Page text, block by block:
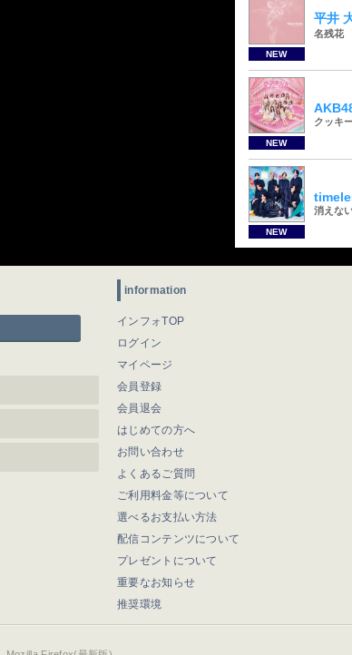
NEW
平井
名残花
NEW
クッキ
NEW
消えな
information
インフォTOP
ログイン
マイページ
会員登録
会員退会
はじめての方へ
お問い合わせ
よくあるご質問
ご利用料金等について
選べるお支払い方法
配信コンテンツについて
プレゼントについて
重要なお知らせ
推奨環境